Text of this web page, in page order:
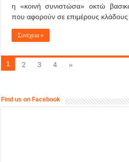
η «κοινή συνιστώσα» οκτώ
που αφορούν σε επιμέρους κλάδους
Συνέχεια »
1 2 3 4 »
Find us on Facebook